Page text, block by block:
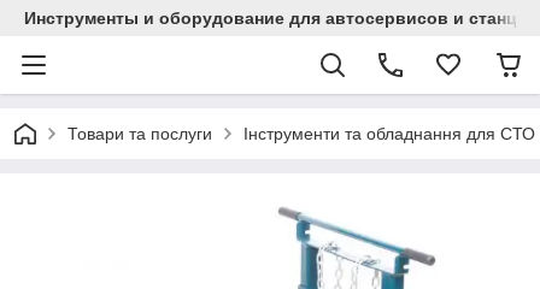
Инструменты и оборудование для автосервисов и
Товари та послуги Інструменти та обладнання для СТО